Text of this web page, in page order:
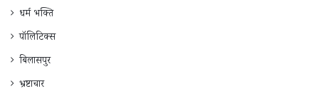
धर्म भक्ति
पॉलिटिक्स
बिलासपुर
भ्रष्टाचार